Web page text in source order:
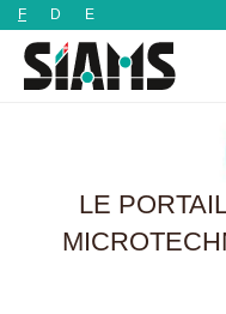
F D E
LE
Panneau de gestion des